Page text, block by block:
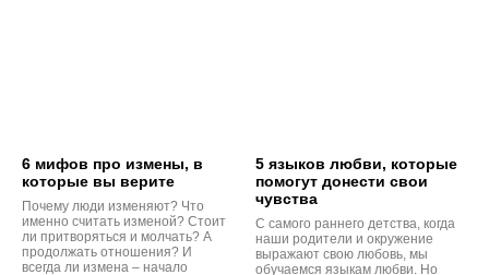
6 мифов про измены, в
которые вы верите
Почему люди изменяют? Что
именно считать изменой? Стоит
ли притворяться и молчать? А
продолжать отношения? И
всегда ли измена – начало
5 языков любви, которые
помогут донести свои
чувства
С самого раннего детства, когда
наши родители и окружение
выражают свою любовь, мы
обучаемся языкам любви. Но